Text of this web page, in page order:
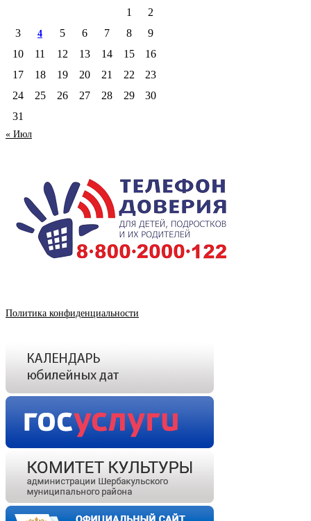
1
2
3
4 5 6 7 8
9
10
11 12 13 14 15
16
17
18 19 20 21 22
23
24
25 26 27 28 29
30
31
« Июл
Политика конфиденциальности